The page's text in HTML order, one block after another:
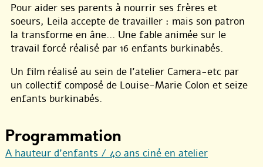
Pour aider ses parents à nourrir ses frères et
soeurs, Leila accepte de travailler : mais son patron
la transforme en âne… Une fable animée sur le
travail forcé réalisé par 16 enfants burkinabés.
Un film réalisé au sein de l’atelier Camera-etc par
un collectif composé de Louise-Marie Colon et seize
enfants burkinabés.
Programmation
A hauteur d’enfants / 40 ans ciné en atelier